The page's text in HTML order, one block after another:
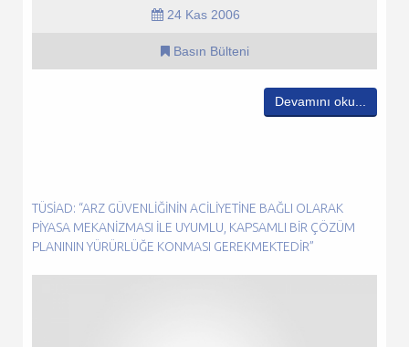
24 Kas 2006
Basın Bülteni
Devamını oku...
TÜSİAD: “ARZ GÜVENLIĞININ ACILIYETINE BAĞLI OLARAK
PIYASA MEKANIZMASI ILE UYUMLU, KAPSAMLI BIR ÇÖZÜM
PLANININ YÜRÜRLÜĞE KONMASI GEREKMEKTEDIR”